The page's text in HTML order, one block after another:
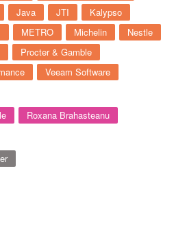
Java JTI
Kalypso
METRO Michelin
Nestle
Procter & Gamble
Veeam Software
Roxana Brahasteanu